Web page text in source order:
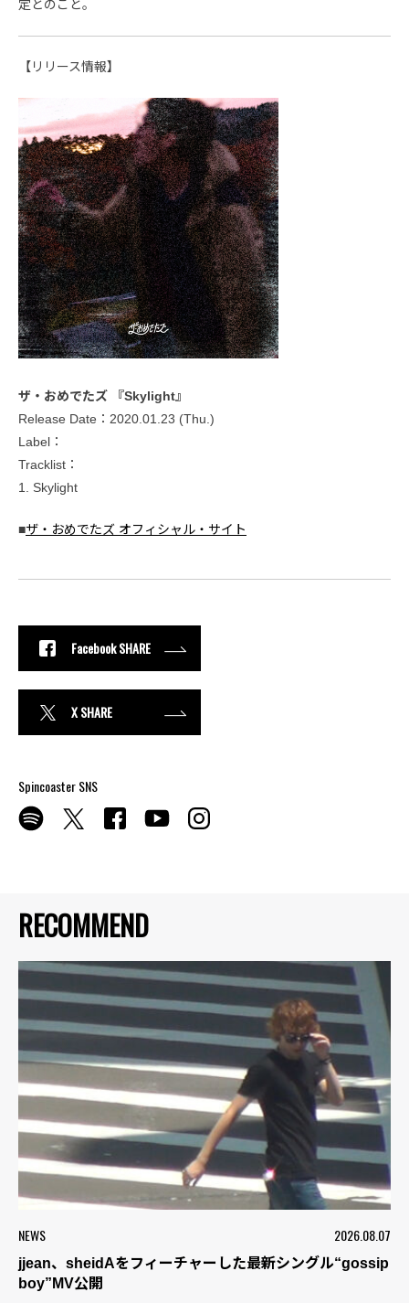
RECOMMEND
NEWS 2026.08.07
jjean、sheidAをフィーチャーした最新シングル“gossip
boy”MV公開
定とのこと。
【リリース情報】
ザ・おめでたズ 『Skylight』
Release Date：2020.01.23 (Thu.)
Label：
Tracklist：
1. Skylight
■ザ・おめでたズ オフィシャル・サイト
Facebook SHARE
X SHARE
Spincoaster SNS